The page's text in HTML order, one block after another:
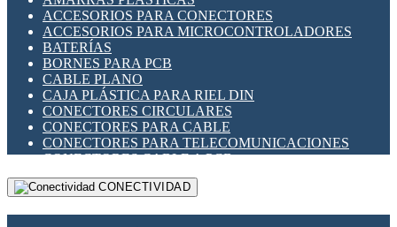
INDICADORES PARA PANEL
INTERFACES DE RELÉ
INTERRUPTORES FIN DE CARRERA
LLAVES CONMUTADORAS
MEDIDORES DE ENERGÍA Y TC'S DE CORRIENTE
MOTORES PASO A PASO
PANTALLAS HMI
PLC -CONTROLADORES LÓGICO PROGRAMABLES
PROGRAMADORES DE HORARIO
RELÉS DE PROTECCIÓN
SENSORES CAPACITIVOS
ACCESORIOS PARA CONECTORES
ACCESORIOS PARA MICROCONTROLADORES
BATERÍAS
BORNES PARA PCB
CABLE PLANO
CAJA PLÁSTICA PARA RIEL DIN
CONECTORES CIRCULARES
CONECTORES PARA CABLE
CONECTORES PARA TELECOMUNICACIONES
CONECTORES CABLE A PCB
CONECTORES PCB A CABLE
DIP SWITCHESCONECTIVIDAD